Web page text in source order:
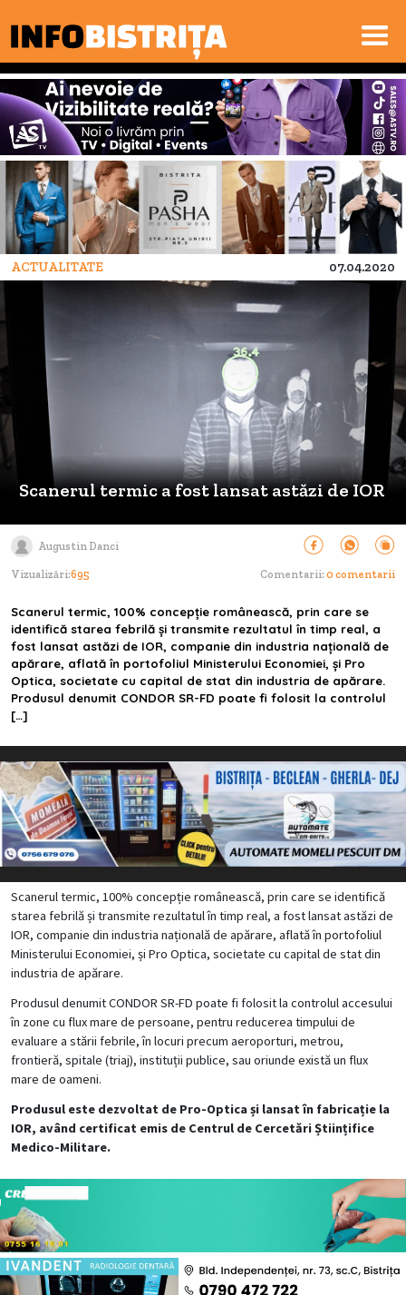
ACTUALITATE 07.04.2020
Scanerul termic a fost lansat astăzi de IOR
Augustin Danci
Vizualizări:695 Comentarii: 0 comentarii
Scanerul termic, 100% concepție românească, prin care se
identifică starea febrilă și transmite rezultatul în timp real, a
fost lansat astăzi de IOR, companie din industria națională de
apărare, aflată în portofoliul Ministerului Economiei, și Pro
Optica, societate cu capital de stat din industria de apărare.
Produsul denumit CONDOR SR-FD poate fi folosit la controlul
[…]
Scanerul termic, 100% concepție românească, prin care se identifică
starea febrilă și transmite rezultatul în timp real, a fost lansat astăzi de
IOR, companie din industria națională de apărare, aflată în portofoliul
Ministerului Economiei, și Pro Optica, societate cu capital de stat din
industria de apărare.
Produsul denumit CONDOR SR-FD poate fi folosit la controlul accesului
în zone cu flux mare de persoane, pentru reducerea timpului de
evaluare a stării febrile, în locuri precum aeroporturi, metrou,
frontieră, spitale (triaj), instituții publice, sau oriunde există un flux
mare de oameni.
Produsul este dezvoltat de Pro-Optica și lansat în fabricație la
IOR, având certificat emis de Centrul de Cercetări Științifice
Medico-Militare.